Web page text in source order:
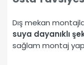
Dış mekan
suya dayanıklı
sağlam montaj